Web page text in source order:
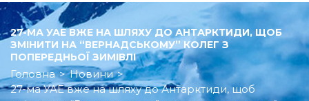
27-МА УАЕ ВЖЕ НА ШЛЯХУ ДО АНТАРКТИДИ, ЩОБ
ЗМІНИТИ НА “ВЕРНАДСЬКОМУ” КОЛЕГ З
ПОПЕРЕДНЬОЇ ЗИМІВЛІ
Головна > Новини >
27-ма УАЕ вже на шляху до Антарктиди, щоб